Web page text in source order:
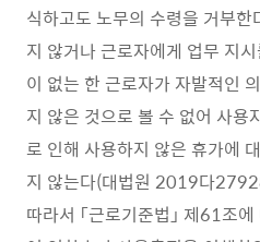
식하고도 노무의 수령을 거부
지 않거나 근로자에게 업무 지
이 없는 한 근로자가 자발적인
지 않은 것으로 볼 수 없어 사용
로 인해 사용하지 않은 휴가에
지 않는다(대법원 2019다
따라서 「근로기준법」 제61조